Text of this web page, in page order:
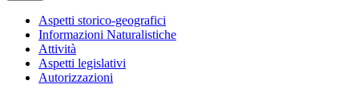
Aspetti storico-geografici
Informazioni Naturalistiche
Attività
Aspetti legislativi
Autorizzazioni